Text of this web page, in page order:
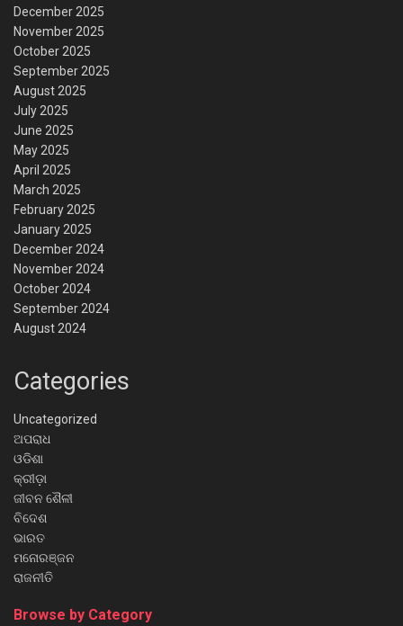
December 2025
November 2025
October 2025
September 2025
August 2025
July 2025
June 2025
May 2025
April 2025
March 2025
February 2025
January 2025
December 2024
November 2024
October 2024
September 2024
August 2024
Categories
Uncategorized
ଅପରାଧ
ଓଡିଶା
କ୍ରୀଡ଼ା
ଜୀବନ ଶୈଳୀ
ବିଦେଶ
ଭାରତ
ମନୋରଞ୍ଜନ
ରାଜନୀତି
Browse by Category